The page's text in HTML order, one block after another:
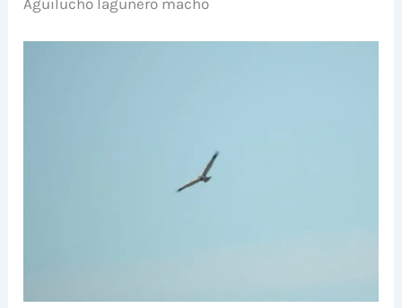
Aguilucho lagunero macho